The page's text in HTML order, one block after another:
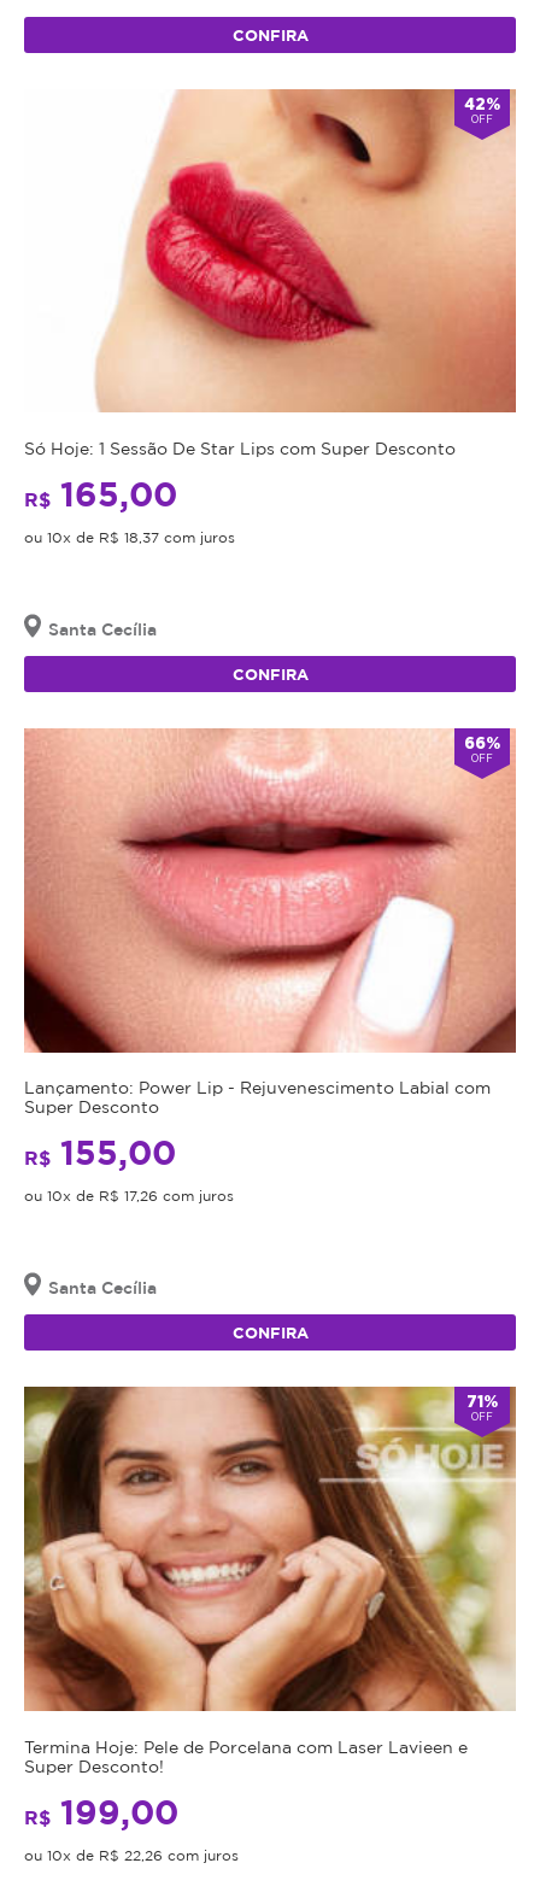
CONFIRA
42%
OFF
Só Hoje: 1 Sessão De Star Lips com Super Desconto
R$ 165,00
ou 10x de R$ 18,37 com juros
Santa Cecília
CONFIRA
66%
OFF
Lançamento: Power Lip - Rejuvenescimento Labial com
Super Desconto
R$ 155,00
ou 10x de R$ 17,26 com juros
Santa Cecília
CONFIRA
71%
OFF
Termina Hoje: Pele de Porcelana com Laser Lavieen e
Super Desconto!
R$ 199,00
ou 10x de R$ 22,26 com juros